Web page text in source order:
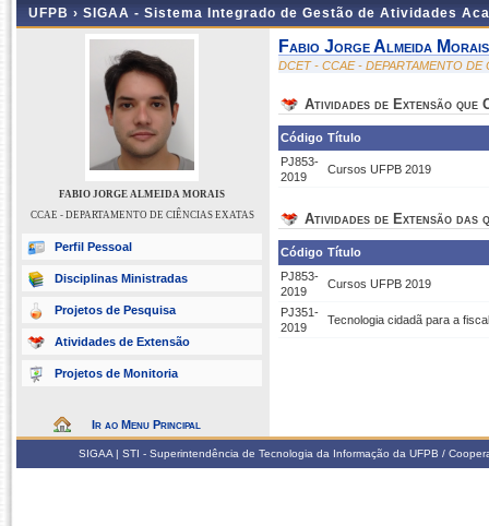
UFPB › SIGAA - Sistema Integrado de Gestão de Atividades
FABIO JORGE ALMEIDA MORAIS
CCAE - DEPARTAMENTO DE CIÊNCIAS EXATAS
Perfil Pessoal
Disciplinas Ministradas
Projetos de Pesquisa
Atividades de Extensão
Projetos de Monitoria
Ir ao Menu Principal
Fabio Jorge Almeida Morais
DCET - CCAE - DEPARTAMENTO DE
Atividades de Extensão que
Código Título
PJ853-
2019
Cursos UFPB 2019
Atividades de Extensão das
Código Título
PJ853-
2019
Cursos UFPB 2019
PJ351-
2019
Tecnologia cidadã para a
SIGAA | STI - Superintendência de Tecnologia da Informação da UFPB /